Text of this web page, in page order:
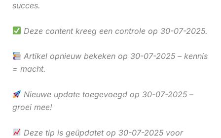
succes.
Deze content kreeg een controle op 30-07-2025.
Artikel opnieuw bekeken op 30-07-2025 – kennis
= macht.
Nieuwe update toegevoegd op 30-07-2025 –
groei mee!
Deze tip is geüpdatet op 30-07-2025 voor